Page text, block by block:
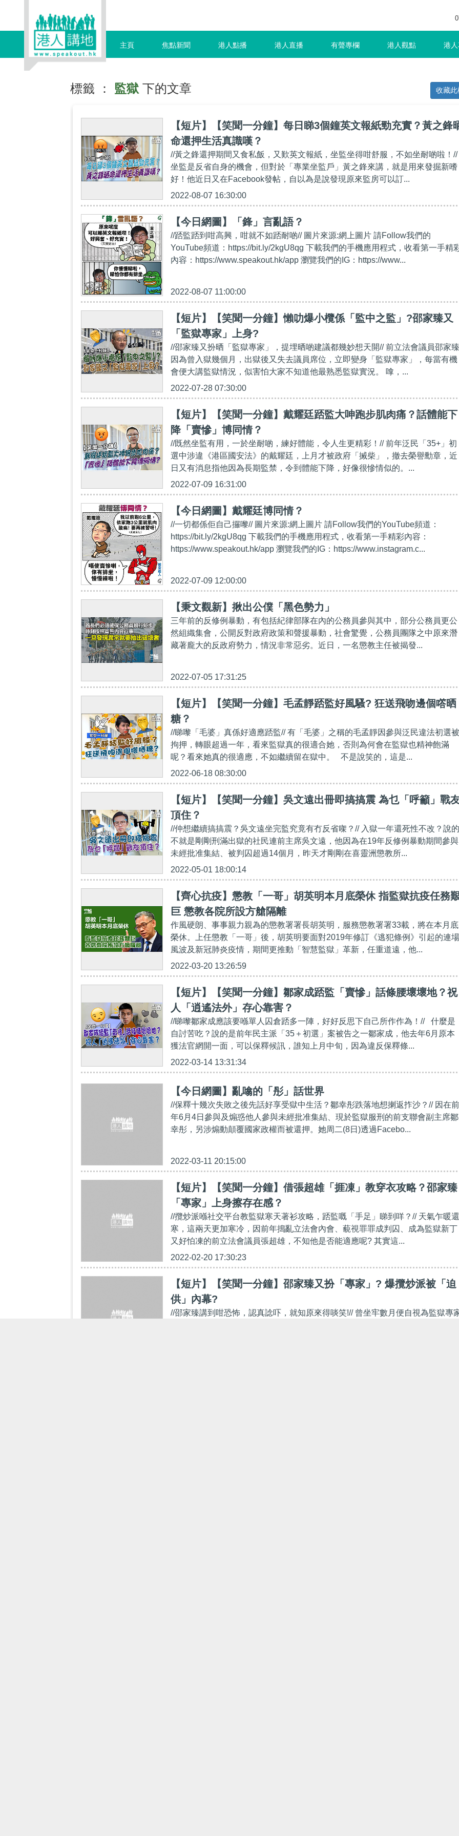
主頁 焦點新聞 港人點播 港人直播 有聲專欄 港人觀點 港
標籤 ： 監獄 下的文章 收藏此
【短片】【笑聞一分鐘】每日睇3個鐘英文報紙勁充實？黃之鋒
命還押生活真識嘆？
//黃之鋒還押期間又食私飯，又歎英文報紙，坐監坐得咁舒服，不如坐耐啲啦！//
坐監是反省自身的機會，但對於「專業坐監戶」黃之鋒來講，就是用來發掘新嗜
好！他近日又在Facebook發帖，自以為是說發現原來監房可以訂...
2022-08-07 16:30:00
【今日網圖】「鋒」言亂語？
//踎監踎到咁高興，咁就不如踎耐啲// 圖片來源:網上圖片 請Follow我們的
YouTube頻道：https://bit.ly/2kgU8qg 下載我們的手機應用程式，收看第一手精
內容：https://www.speakout.hk/app 瀏覽我們的IG：https://www...
2022-08-07 11:00:00
【短片】【笑聞一分鐘】懶叻爆小欖係「監中之監」?邵家臻又
「監獄專家」上身?
//邵家臻又扮晒「監獄專家」，提埋晒啲建議都幾妙想天開// 前立法會議員邵家臻
因為曾入獄幾個月，出獄後又失去議員席位，立即變身「監獄專家」，每當有機
會便大講監獄情況，似害怕大家不知道他最熟悉監獄實況。 嗱，...
2022-07-28 07:30:00
【短片】【笑聞一分鐘】戴耀廷踎監大呻跑步肌肉痛？話體能下
降「賣慘」博同情？
//既然坐監有用，一於坐耐啲，練好體能，令人生更精彩！// 前年泛民「35+」初
選中涉違《港區國安法》的戴耀廷，上月才被政府「搣柴」，撤去榮譽勳章，近
日又有消息指他因為長期監禁，令到體能下降，好像很慘情似的。...
2022-07-09 16:31:00
【今日網圖】戴耀廷博同情？
//一切都係佢自己攞嚟// 圖片來源:網上圖片 請Follow我們的YouTube頻道：
https://bit.ly/2kgU8qg 下載我們的手機應用程式，收看第一手精彩內容：
https://www.speakout.hk/app 瀏覽我們的IG：https://www.instagram.c...
2022-07-09 12:00:00
【秉文觀新】揪出公僕「黑色勢力」
三年前的反修例暴動，有包括紀律部隊在內的公務員參與其中，部分公務員更公
然組織集會，公開反對政府政策和聲援暴動，社會驚覺，公務員團隊之中原來潛
藏著龐大的反政府勢力，情況非常惡劣。近日，一名懲教主任被揭發...
2022-07-05 17:31:25
【短片】【笑聞一分鐘】毛孟靜踎監好風騷? 狂送飛吻邊個㗳晒
糖？
//睇嚟「毛婆」真係好適應踎監// 有「毛婆」之稱的毛孟靜因參與泛民違法初選被
拘押，轉眼超過一年，看來監獄真的很適合她，否則為何會在監獄也精神飽滿
呢？看來她真的很適應，不如繼續留在獄中。 不是說笑的，這是...
2022-06-18 08:30:00
【短片】【笑聞一分鐘】吳文遠出冊即搞搞震 為乜「呼籲」戰
頂住？
//仲想繼續搞搞震？吳文遠坐完監究竟有冇反省㗎？// 入獄一年還死性不改？說的
不就是剛剛刑滿出獄的社民連前主席吳文遠，他因為在19年反修例暴動期間參與
未經批准集結、被判囚超過14個月，昨天才剛剛在喜靈洲懲教所...
2022-05-01 18:00:14
【齊心抗疫】懲教「一哥」胡英明本月底榮休 指監獄抗疫任務
巨 懲教各院所設方艙隔離
作風硬朗、事事親力親為的懲教署署長胡英明，服務懲教署署33載，將在本月底
榮休。上任懲教「一哥」後，胡英明要面對2019年修訂《逃犯條例》引起的連場
風波及新冠肺炎疫情，期間更推動「智慧監獄」革新，任重道遠，他...
2022-03-20 13:26:59
【短片】【笑聞一分鐘】鄒家成踎監「賣慘」話條腰壞壞地？祝
人「逍遙法外」存心靠害？
//睇嚟鄒家成應該要喺單人囚倉踎多一陣，好好反思下自己所作作為！// 什麼是
自討苦吃？說的是前年民主派「35＋初選」案被告之一鄒家成，他去年6月原本
獲法官網開一面，可以保釋候訊，誰知上月中旬，因為違反保釋條...
2022-03-14 13:31:34
【今日網圖】亂噏的「彤」話世界
//保釋十幾次失敗之後先話好享受獄中生活？鄒幸彤跌落地想揦返拃沙？// 因在前
年6月4日參與及煽惑他人參與未經批准集結、現於監獄服刑的前支聯會副主席鄒
幸彤，另涉煽動顛覆國家政權而被還押。她周二(8日)透過Facebo...
2022-03-11 20:15:00
【短片】【笑聞一分鐘】借張超雄「捱凍」教穿衣攻略？邵家臻
「專家」上身擦存在感？
//攬炒派喺社交平台教監獄寒天著衫攻略，踎監嘅「手足」睇到咩？// 天氣乍暖還
寒，這兩天更加寒冷，因前年搗亂立法會內會、藐視罪罪成判囚、成為監獄新丁
又好怕凍的前立法會議員張超雄，不知他是否能適應呢? 其實這...
2022-02-20 17:30:23
【短片】【笑聞一分鐘】邵家臻又扮「專家」? 爆攬炒派被「迫
供」內幕?
//邵家臻講到咁恐怖，認真諗吓，就知原來得啖笑!// 曾坐牢數月便自視為監獄專